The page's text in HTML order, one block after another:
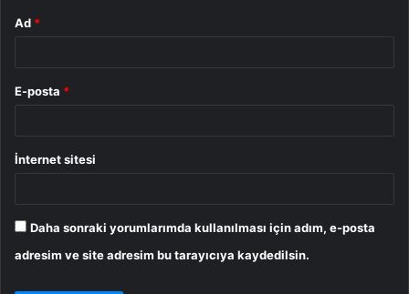
Ad *
E-posta *
İnternet sitesi
Daha sonraki yorumlarımda kullanılması için adım, e-posta
adresim ve site adresim bu tarayıcıya kaydedilsin.